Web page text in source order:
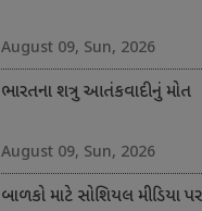
August 09, Sun, 2026
ભારતના શત્રુ આતંકવાદીનું મોત
August 09, Sun, 2026
બાળકો માટે સોશિયલ મીડિયા